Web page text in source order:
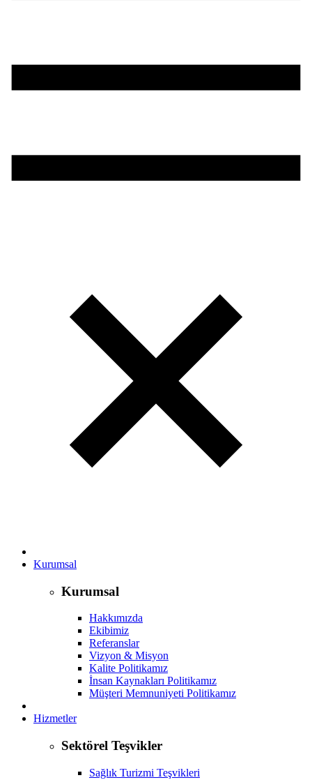
Kurumsal
Kurumsal
Hakkımızda
Ekibimiz
Referanslar
Vizyon & Misyon
Kalite Politikamız
İnsan Kaynakları Politikamız
Müşteri Memnuniyeti Politikamız
Hizmetler
Sektörel Teşvikler
Sağlık Turizmi Teşvikleri